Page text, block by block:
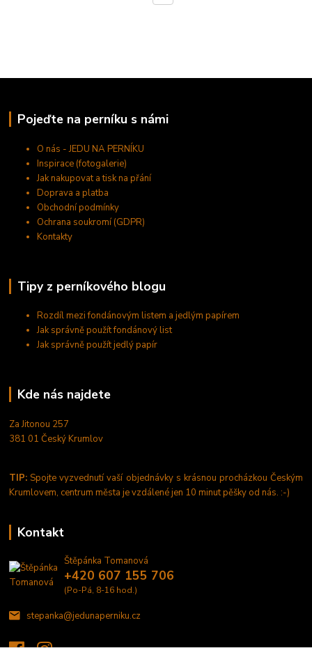
Pojeďte na perníku s námi
O nás - JEDU NA PERNÍKU
Inspirace (fotogalerie)
Jak nakupovat a tisk na přání
Doprava a platba
Obchodní podmínky
Ochrana soukromí (GDPR)
Kontakty
Tipy z perníkového blogu
Rozdíl mezi fondánovým listem a jedlým papírem
Jak správně použít fondánový list
Jak správně použít jedlý papír
Kde nás najdete
Za Jitonou 257
381 01 Český Krumlov
TIP: Spojte vyzvednutí vaší objednávky s krásnou procházkou Českým
Krumlovem, centrum města je vzdálené jen 10 minut pěšky od nás. :-)
Kontakt
Štěpánka Tomanová
+420 607 155 706
(Po-Pá, 8-16 hod.)
stepanka@jedunaperniku.cz